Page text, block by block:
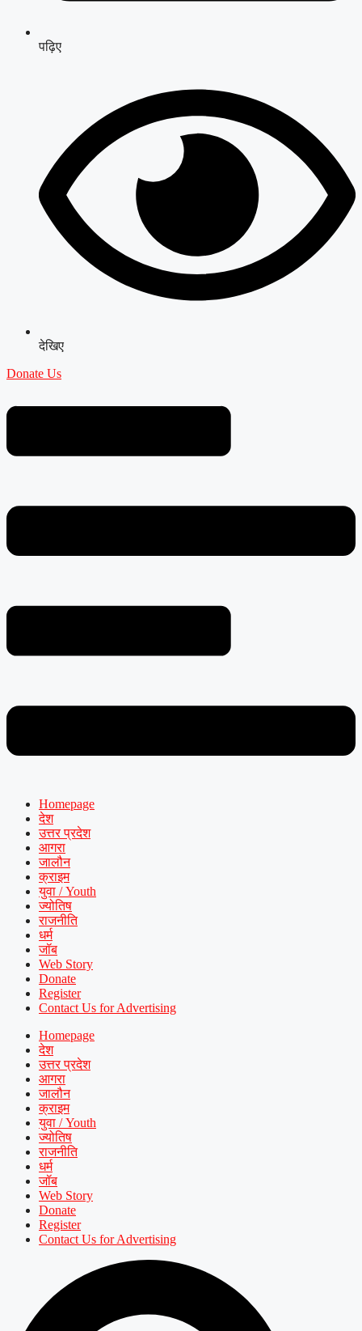
पढ़िए
देखिए
Donate Us
Homepage
देश
उत्तर प्रदेश
आगरा
जालौन
क्राइम
युवा / Youth
ज्योतिष
राजनीति
धर्म
जॉब
Web Story
Donate
Register
Contact Us for Advertising
Homepage
देश
उत्तर प्रदेश
आगरा
जालौन
क्राइम
युवा / Youth
ज्योतिष
राजनीति
धर्म
जॉब
Web Story
Donate
Register
Contact Us for Advertising